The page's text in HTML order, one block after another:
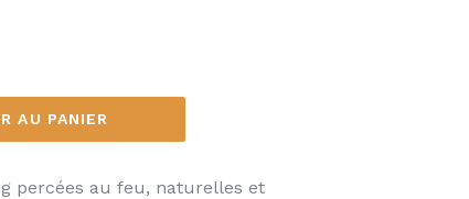
AU PANIER
percées au feu, naturelles et